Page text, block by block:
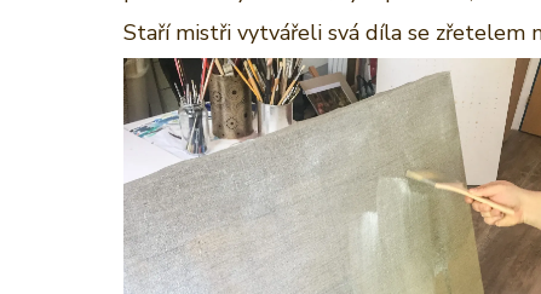
Staří mistři vytvářeli svá díla se zřetelem